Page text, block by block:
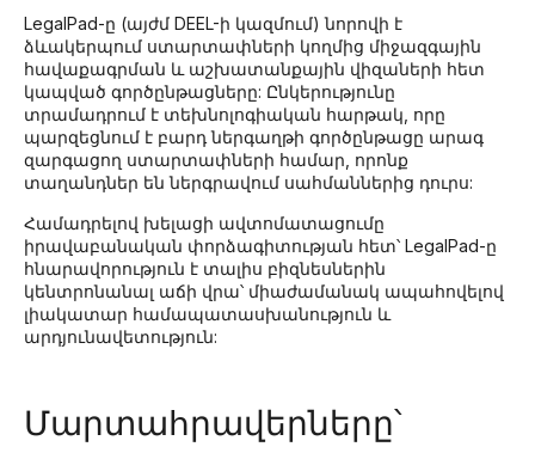
LegalPad-ը (այժմ DEEL-ի կազմում) նորովի է
ձևակերպում ստարտափների կողմից միջազգային
հավաքագրման և աշխատանքային վիզաների հետ
կապված գործընթացները: Ընկերությունը
տրամադրում է տեխնոլոգիական հարթակ, որը
պարզեցնում է բարդ ներգաղթի գործընթացը արագ
զարգացող ստարտափների համար, որոնք
տաղանդներ են ներգրավում սահմաններից դուրս:
Համադրելով խելացի ավտոմատացումը
իրավաբանական փորձագիտության հետ՝ LegalPad-ը
հնարավորություն է տալիս բիզնեսներին
կենտրոնանալ աճի վրա՝ միաժամանակ ապահովելով
լիակատար համապատասխանություն և
արդյունավետություն:
Մարտահրավերները՝